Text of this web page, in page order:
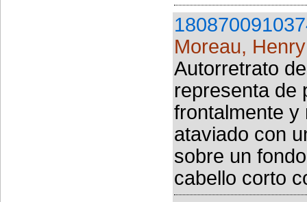
Moreau, Henry
Autorretrato
representa de
frontalmente y
ataviado con
sobre un
cabello corto